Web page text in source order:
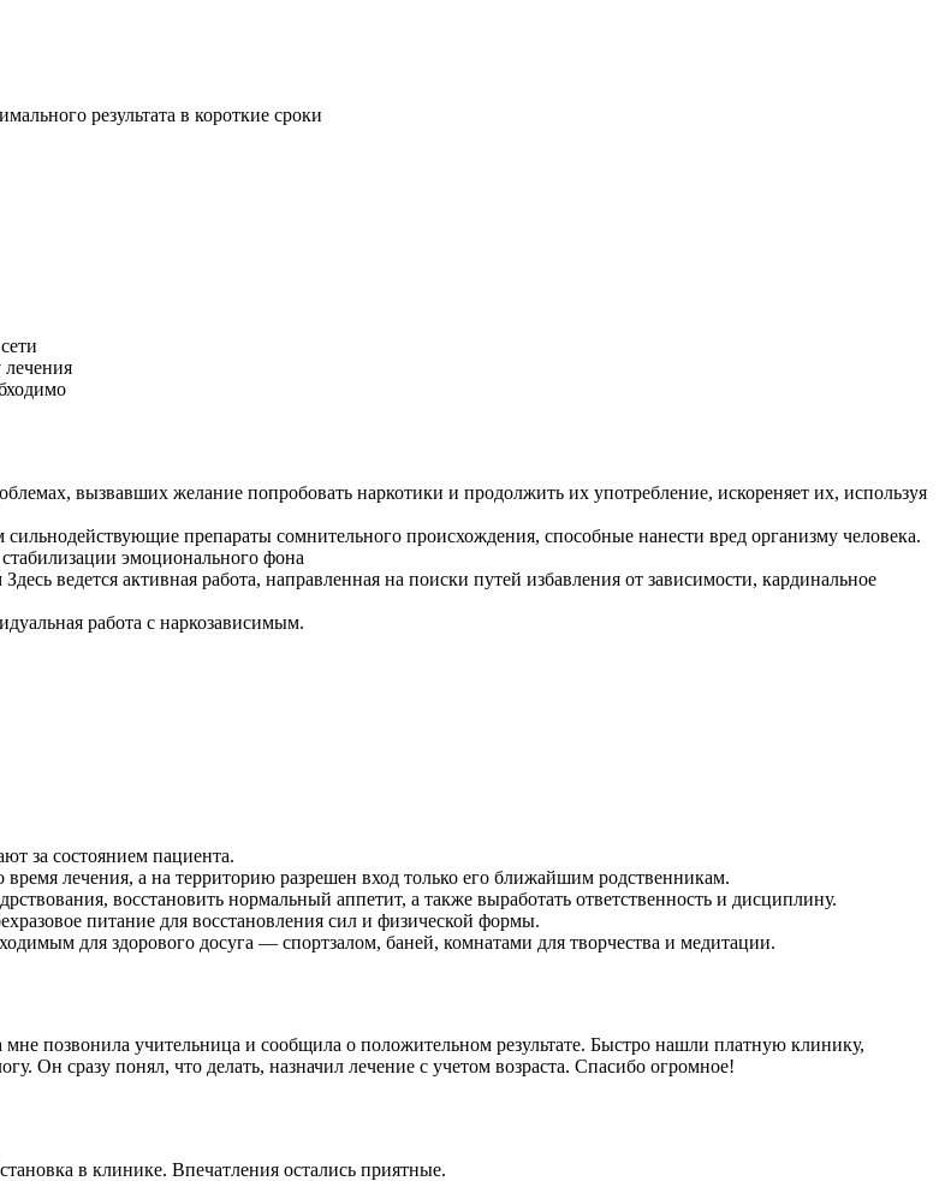
результата в короткие сроки
вызвавших желание попробовать наркотики и продолжить их употребление, искореняет их, используя
препараты сомнительного происхождения, способные нанести вред организму человека.
эмоционального фона
Здесь ведется активная работа, направленная на поиски путей избавления от зависимости, кардинальное
работа с наркозависимым.
за состоянием пациента.
лечения, а на территорию разрешен вход только его ближайшим родственникам.
восстановить нормальный аппетит, а также выработать ответственность и дисциплину.
питание для восстановления сил и физической формы.
для здорового досуга — спортзалом, баней, комнатами для творчества и медитации.
позвонила учительница и сообщила о положительном результате. Быстро нашли платную клинику,
Он сразу понял, что делать, назначил лечение с учетом возраста. Спасибо огромное!
в клинике. Впечатления остались приятные.